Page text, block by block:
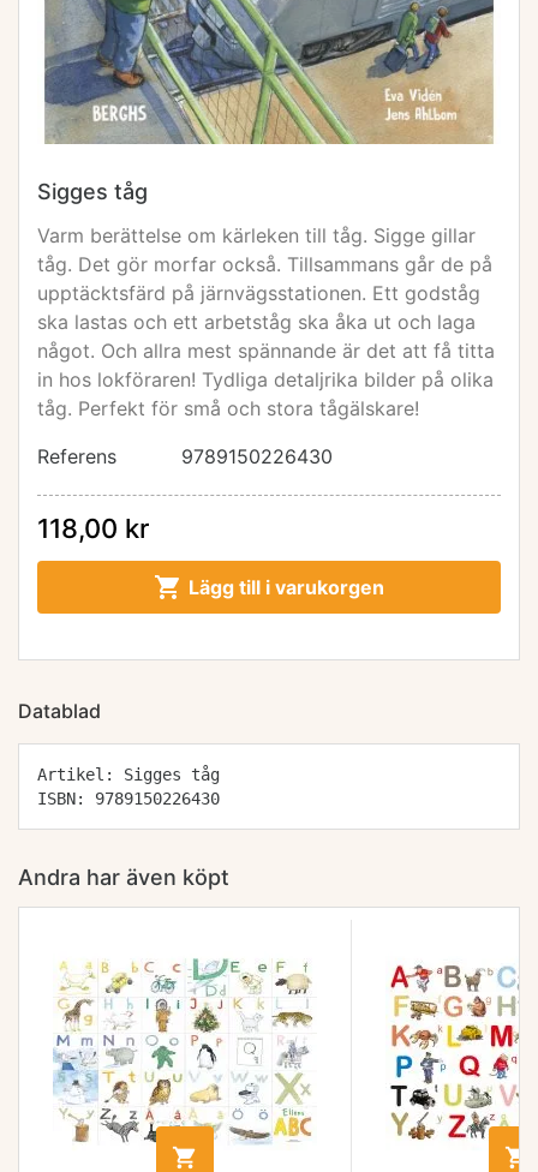
Sigges tåg
Varm berättelse om kärleken till tåg. Sigge gillar
tåg. Det gör morfar också. Tillsammans går de på
upptäcktsfärd på järnvägsstationen. Ett godståg
ska lastas och ett arbetståg ska åka ut och laga
något. Och allra mest spännande är det att få titta
in hos lokföraren! Tydliga detaljrika bilder på olika
tåg. Perfekt för små och stora tågälskare!
Referens
9789150226430
118,00 kr
 Lägg till i varukorgen
Datablad
Artikel: Sigges tåg
ISBN: 9789150226430
Andra har även köpt
 